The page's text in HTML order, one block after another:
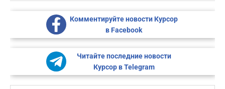
Комментируйте новости Курсор
в Facebook
Читайте последние новости
Курсор в Telegram